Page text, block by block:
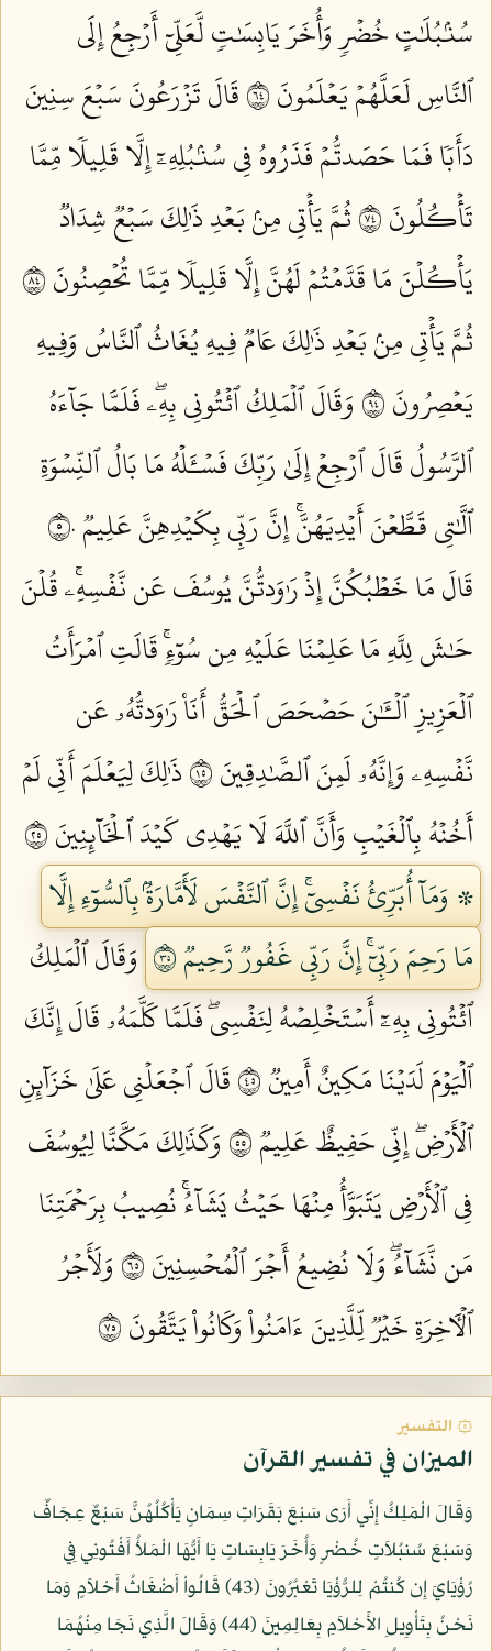
سُنۢبُلَٰتٍ خُضۡرٖ وَأُخَرَ يَابِسَٰتٖ لَّعَلِّيٓ أَرۡجِعُ إِلَى
ٱلنَّاسِ لَعَلَّهُمۡ يَعۡلَمُونَ ٤٦
قَالَ تَزۡرَعُونَ سَبۡعَ سِنِينَ
دَأَبٗا فَمَا حَصَدتُّمۡ فَذَرُوهُ فِي سُنۢبُلِهِۦٓ إِلَّا قَلِيلٗا مِّمَّا
تَأۡكُلُونَ ٤٧
ثُمَّ يَأۡتِي مِنۢ بَعۡدِ ذَٰلِكَ سَبۡعٞ شِدَادٞ
يَأۡكُلۡنَ مَا قَدَّمۡتُمۡ لَهُنَّ إِلَّا قَلِيلٗا مِّمَّا تُحۡصِنُونَ ٤٨
ثُمَّ يَأۡتِي مِنۢ بَعۡدِ ذَٰلِكَ عَامٞ فِيهِ يُغَاثُ ٱلنَّاسُ وَفِيهِ
يَعۡصِرُونَ ٤٩
وَقَالَ ٱلۡمَلِكُ ٱئۡتُونِي بِهِۦۖ فَلَمَّا جَآءَهُ
ٱلرَّسُولُ قَالَ ٱرۡجِعۡ إِلَىٰ رَبِّكَ فَسۡـَٔلۡهُ مَا بَالُ ٱلنِّسۡوَةِ
ٱلَّٰتِي قَطَّعۡنَ أَيۡدِيَهُنَّۚ إِنَّ رَبِّي بِكَيۡدِهِنَّ عَلِيمٞ ٥٠
قَالَ مَا خَطۡبُكُنَّ إِذۡ رَٰوَدتُّنَّ يُوسُفَ عَن نَّفۡسِهِۦۚ قُلۡنَ
حَٰشَ لِلَّهِ مَا عَلِمۡنَا عَلَيۡهِ مِن سُوٓءٖۚ قَالَتِ ٱمۡرَأَتُ
ٱلۡعَزِيزِ ٱلۡـَٰٔنَ حَصۡحَصَ ٱلۡحَقُّ أَنَا۠ رَٰوَدتُّهُۥ عَن
نَّفۡسِهِۦ وَإِنَّهُۥ لَمِنَ ٱلصَّٰدِقِينَ ٥١
ذَٰلِكَ لِيَعۡلَمَ أَنِّي لَمۡ
أَخُنۡهُ بِٱلۡغَيۡبِ وَأَنَّ ٱللَّهَ لَا يَهۡدِي كَيۡدَ ٱلۡخَآئِنِينَ ٥٢
۞ وَمَآ أُبَرِّئُ نَفۡسِيٓۚ إِنَّ ٱلنَّفۡسَ لَأَمَّارَةُۢ بِٱلسُّوٓءِ إِلَّا
مَا رَحِمَ رَبِّيٓۚ إِنَّ رَبِّي غَفُورٞ رَّحِيمٞ ٥٣
وَقَالَ ٱلۡمَلِكُ
ٱئۡتُونِي بِهِۦٓ أَسۡتَخۡلِصۡهُ لِنَفۡسِيۖ فَلَمَّا كَلَّمَهُۥ قَالَ إِنَّكَ
ٱلۡيَوۡمَ لَدَيۡنَا مَكِينٌ أَمِينٞ ٥٤
قَالَ ٱجۡعَلۡنِي عَلَىٰ خَزَآئِنِ
ٱلۡأَرۡضِۖ إِنِّي حَفِيظٌ عَلِيمٞ ٥٥
وَكَذَٰلِكَ مَكَّنَّا لِيُوسُفَ
فِي ٱلۡأَرۡضِ يَتَبَوَّأُ مِنۡهَا حَيۡثُ يَشَآءُۚ نُصِيبُ بِرَحۡمَتِنَا
مَن نَّشَآءُۖ وَلَا نُضِيعُ أَجۡرَ ٱلۡمُحۡسِنِينَ ٥٦
وَلَأَجۡرُ
ٱلۡأٓخِرَةِ خَيۡرٞ لِّلَّذِينَ ءَامَنُواْ وَكَانُواْ يَتَّقُونَ ٥٧
۞ التفسير
الميزان في تفسير القرآن
وَقَالَ الْمَلِكُ إِنِّي أَرَى سَبْعَ بَقَرَاتٍ سِمَانٍ يَأْكُلُهُنَّ سَبْعٌ عِجَافٌ
وَسَبْعَ سُنبُلاَتٍ خُضْرٍ وَأُخَرَ يَابِسَاتٍ يَا أَيُّهَا الْمَلأُ أَفْتُونِي فِي
رُؤْيَايَ إِن كُنتُمْ لِلرُّؤْيَا تَعْبُرُونَ (43) قَالُواْ أَضْغَاثُ أَحْلاَمٍ وَمَا
نَحْنُ بِتَأْوِيلِ الأَحْلاَمِ بِعَالِمِينَ (44) وَقَالَ الَّذِي نَجَا مِنْهُمَا